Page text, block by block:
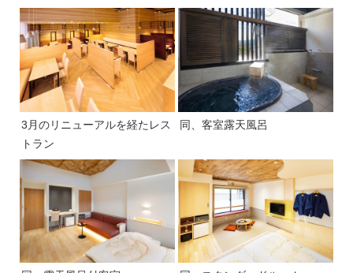
3月のリニューアルを経たレス
トラン
同、客室露天風呂